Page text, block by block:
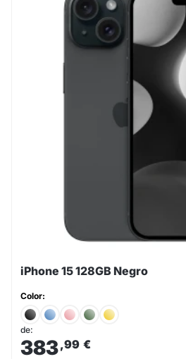
iPhone 15 128GB Negro
Color:
de:
383,99 €